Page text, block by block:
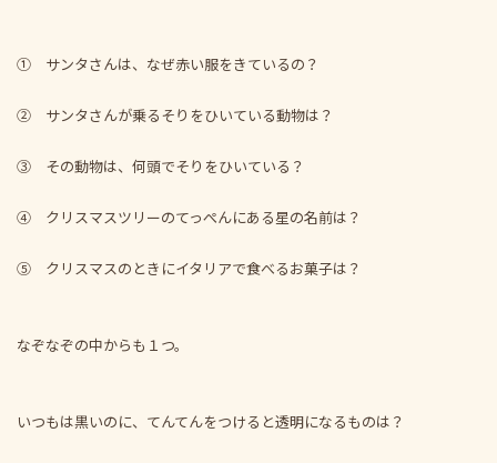
① サンタさんは、なぜ赤い服をきているの？
② サンタさんが乗るそりをひいている動物は？
③ その動物は、何頭でそりをひいている？
④ クリスマスツリーのてっぺんにある星の名前は？
⑤ クリスマスのときにイタリアで食べるお菓子は？
なぞなぞの中からも１つ。
いつもは黒いのに、てんてんをつけると透明になるものは？